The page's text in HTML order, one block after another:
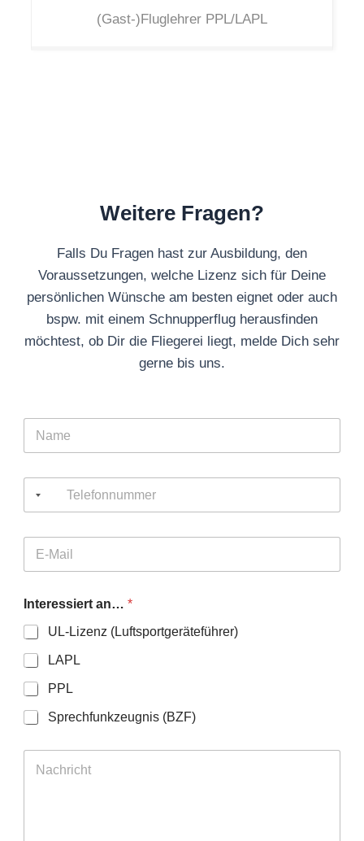
(Gast-)Fluglehrer PPL/LAPL
Weitere Fragen?
Falls Du Fragen hast zur Ausbildung, den
Voraussetzungen, welche Lizenz sich für Deine
persönlichen Wünsche am besten eignet oder auch
bspw. mit einem Schnupperflug herausfinden
möchtest, ob Dir die Fliegerei liegt, melde Dich sehr
gerne bis uns.
Interessiert an… *
UL-Lizenz (Luftsportgeräteführer)
LAPL
PPL
Sprechfunkzeugnis (BZF)